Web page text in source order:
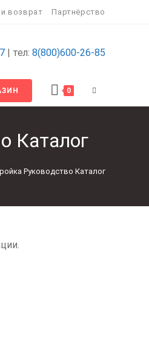
и возврат Партнёрство
| тел: 8(800)600-26-85
0
Каталог
Руководство Каталог